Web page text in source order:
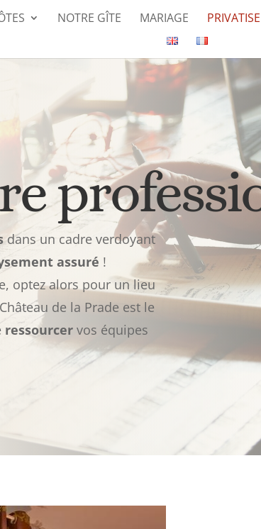
NOTRE GÎTE MARIAGE
dans un cadre verdoyant
assuré !
optez alors pour un lieu
de la Prade est le
ressourcer vos équipes